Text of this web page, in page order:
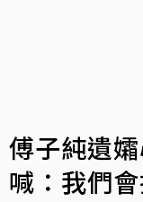
傅子純遺
喊：我們